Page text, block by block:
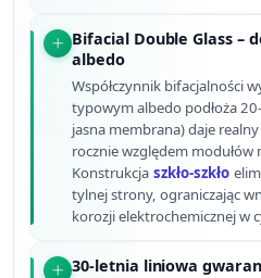
Bifacial Double Glass –
albedo
Współczynnik bifacjalności
typowym albedo podłoża
jasna membrana) daje
rocznie względem
Konstrukcja szkło-szkło
tylnej strony, ograniczając
korozji elektrochemicznej w
30-letnia liniowa